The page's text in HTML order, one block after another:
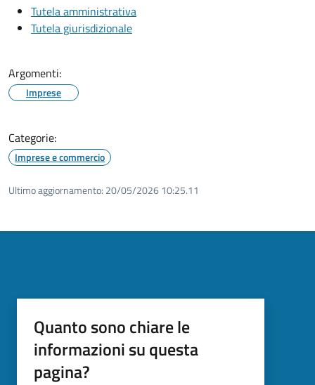
Tutela amministrativa
Tutela giurisdizionale
Argomenti:
Imprese
Categorie:
Imprese e commercio
Ultimo aggiornamento: 20/05/2026 10:25.11
Quanto sono chiare le
informazioni su questa
pagina?